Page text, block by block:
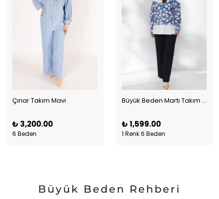
Çınar Takım Mavi
₺ 3,200.00
6 Beden
Büyük Beden Martı Takım Mavi
₺ 1,599.00
1 Renk 6 Beden
Büyük Beden Rehberi